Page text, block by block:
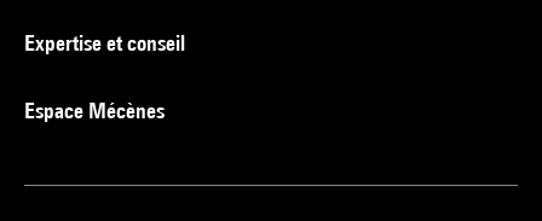
Expertise et conseil
Espace Mécènes